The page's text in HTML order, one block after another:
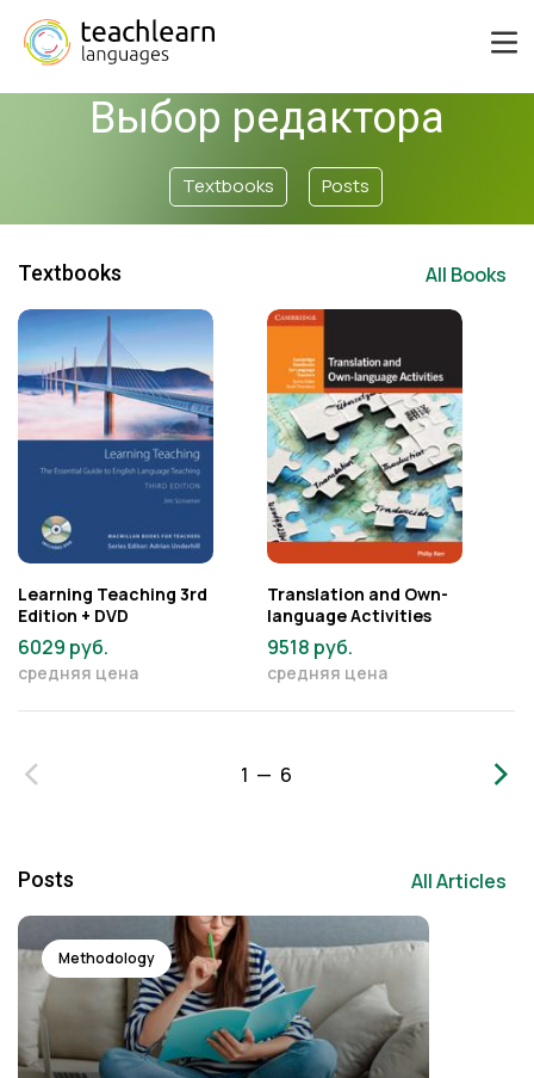
Выбор редактора
Textbooks Posts
Textbooks All Books
Learning Teaching 3rd
Edition + DVD
6029 руб.
средняя цена
Translation and Own-
language Activities
9518 руб.
средняя цена
‹ ›
1 — 6
Posts All Articles
Methodology